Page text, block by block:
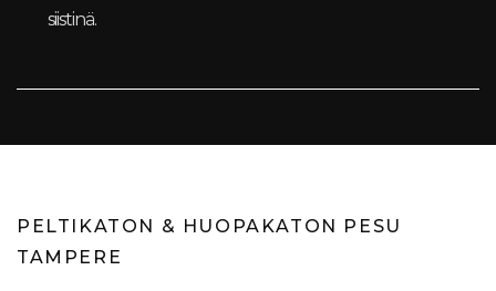
siistinä.
PELTIKATON & HUOPAKATON PESU
TAMPERE